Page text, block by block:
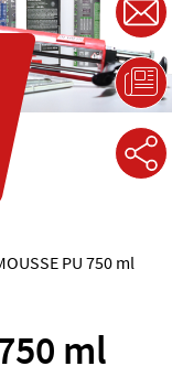
PU 750 ml
ml